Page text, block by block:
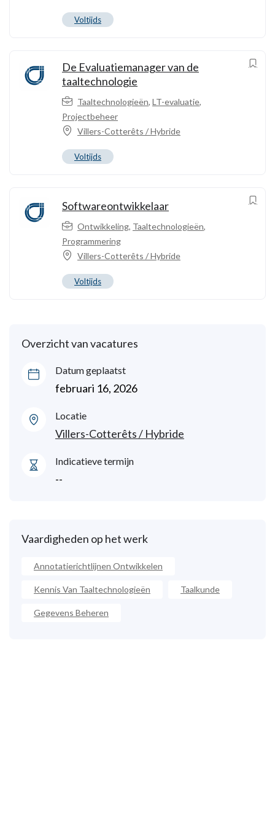
Voltijds
De Evaluatiemanager van de
taaltechnologie
Taaltechnologieën, LT-evaluatie,
Projectbeheer
Villers-Cotterêts / Hybride
Voltijds
Softwareontwikkelaar
Ontwikkeling, Taaltechnologieën,
Programmering
Villers-Cotterêts / Hybride
Voltijds
Overzicht van vacatures
Datum geplaatst
februari 16, 2026
Locatie
Villers-Cotterêts / Hybride
Indicatieve termijn
--
Vaardigheden op het werk
Annotatierichtlijnen Ontwikkelen
Kennis Van Taaltechnologieën Taalkunde
Gegevens Beheren